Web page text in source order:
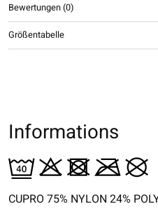
Bewertungen (0)
Größentabelle
Informations
CUPRO 75% NYLON 24%